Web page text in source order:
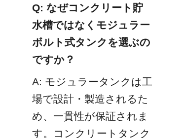
Q: なぜコンクリート貯
水槽ではなくモジュラー
ボルト式タンクを選ぶの
ですか？
A: モジュラータンクは工
場で設計・製造されるた
め、一貫性が保証されま
す。コンクリートタンク